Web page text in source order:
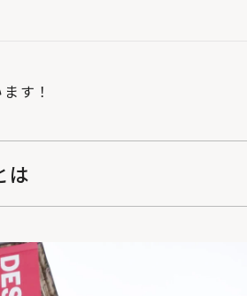
す！
は